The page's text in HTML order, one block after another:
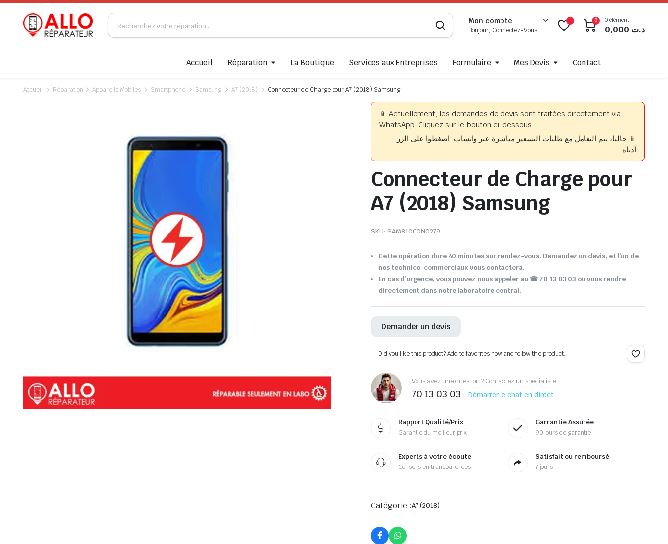
Mon compte
Bonjour, Connectez-Vous
0 0 élément
د.ت
Accueil Réparation La Boutique Services aux Entreprises Formulaire Mes Devis Contact
Accueil Réparation Appareils Mobiles Smartphone Samsung A7 (2018) Connecteur de Charge pour A7 (2018) Samsung
📱 Actuellement, les demandes de devis sont traitées directement via
WhatsApp. Cliquez sur le bouton ci-dessous.
📱 حاليا، يتم التعامل مع طلبات التسعير مباشرة عبر واتساب. اضغطوا على الزر
أدناه.
Connecteur de Charge pour
A7 (2018) Samsung
SKU: SAM810CON0279
Cette opération dure 40 minutes sur rendez-vous. Demandez un devis, et l’un de
nos technico-commerciaux vous contactera.
En cas d’urgence, vous pouvez nous appeler au ☎ 70 13 03 03 ou vous rendre
directement dans notre laboratoire central.
Demander un devis
Did you like this product? Add to favorites now and follow the product.
Vous avez une question ? Contactez un spécialiste
70 13 03 03 Démarrer le chat en direct
Rapport Qualité/Prix
Garantie du meilleur prix
Garrantie Assurée
90 jours de garantie
Experts à votre écoute
Conseils en transparences
Satisfait ou remboursé
7 jours
Catégorie :A7 (2018)